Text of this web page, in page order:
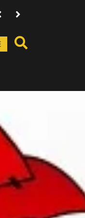
de la Fé, el rey del violín